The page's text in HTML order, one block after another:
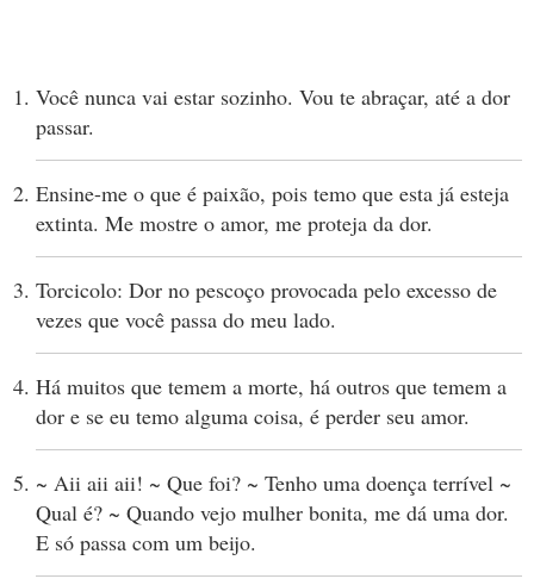
Você nunca vai estar sozinho. Vou te abraçar, até a dor
passar.
Ensine-me o que é paixão, pois temo que esta já esteja
extinta. Me mostre o amor, me proteja da dor.
Torcicolo: Dor no pescoço provocada pelo excesso de
vezes que você passa do meu lado.
Há muitos que temem a morte, há outros que temem a
dor e se eu temo alguma coisa, é perder seu amor.
~ Aii aii aii! ~ Que foi? ~ Tenho uma doença terrível ~
Qual é? ~ Quando vejo mulher bonita, me dá uma dor.
E só passa com um beijo.